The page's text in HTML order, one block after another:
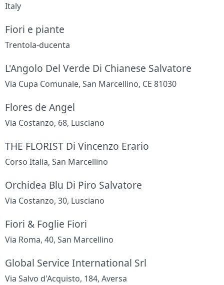
Italy
Fiori e piante
Trentola-ducenta
L'Angolo Del Verde Di Chianese Salvatore
Via Cupa Comunale, San Marcellino, CE 81030
Flores de Angel
Via Costanzo, 68, Lusciano
THE FLORIST Di Vincenzo Erario
Corso Italia, San Marcellino
Orchidea Blu Di Piro Salvatore
Via Costanzo, 30, Lusciano
Fiori & Foglie Fiori
Via Roma, 40, San Marcellino
Global Service International Srl
Via Salvo d'Acquisto, 184, Aversa